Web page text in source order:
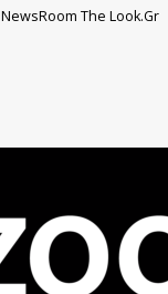
NewsRoom The Look.Gr